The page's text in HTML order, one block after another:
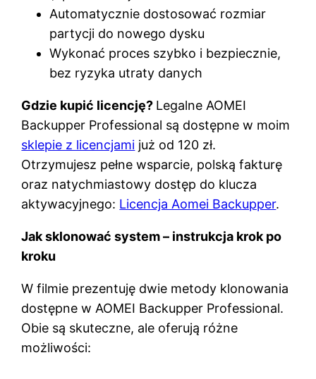
Automatycznie dostosować rozmiar
partycji do nowego dysku
Wykonać proces szybko i bezpiecznie,
bez ryzyka utraty danych
Gdzie kupić licencję? Legalne AOMEI
Backupper Professional są dostępne w moim
sklepie z licencjami już od 120 zł.
Otrzymujesz pełne wsparcie, polską fakturę
oraz natychmiastowy dostęp do klucza
aktywacyjnego: Licencja Aomei Backupper.
Jak sklonować system – instrukcja krok po
kroku
W filmie prezentuję dwie metody klonowania
dostępne w AOMEI Backupper Professional.
Obie są skuteczne, ale oferują różne
możliwości: